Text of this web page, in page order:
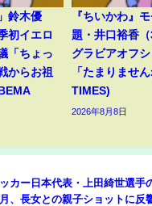
鈴木優
初イエロ
「ちょっ
からお祖
『ちいかわ』
題・井口裕香
グラビアオフ
「たまりませ
TIMES)
2026年8月8日
カー日本代表・上田綺世選手
、長女との親子ショットに反